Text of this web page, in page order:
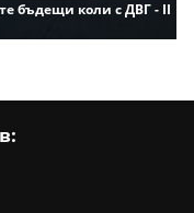
бъдещи коли с ДВГ - II